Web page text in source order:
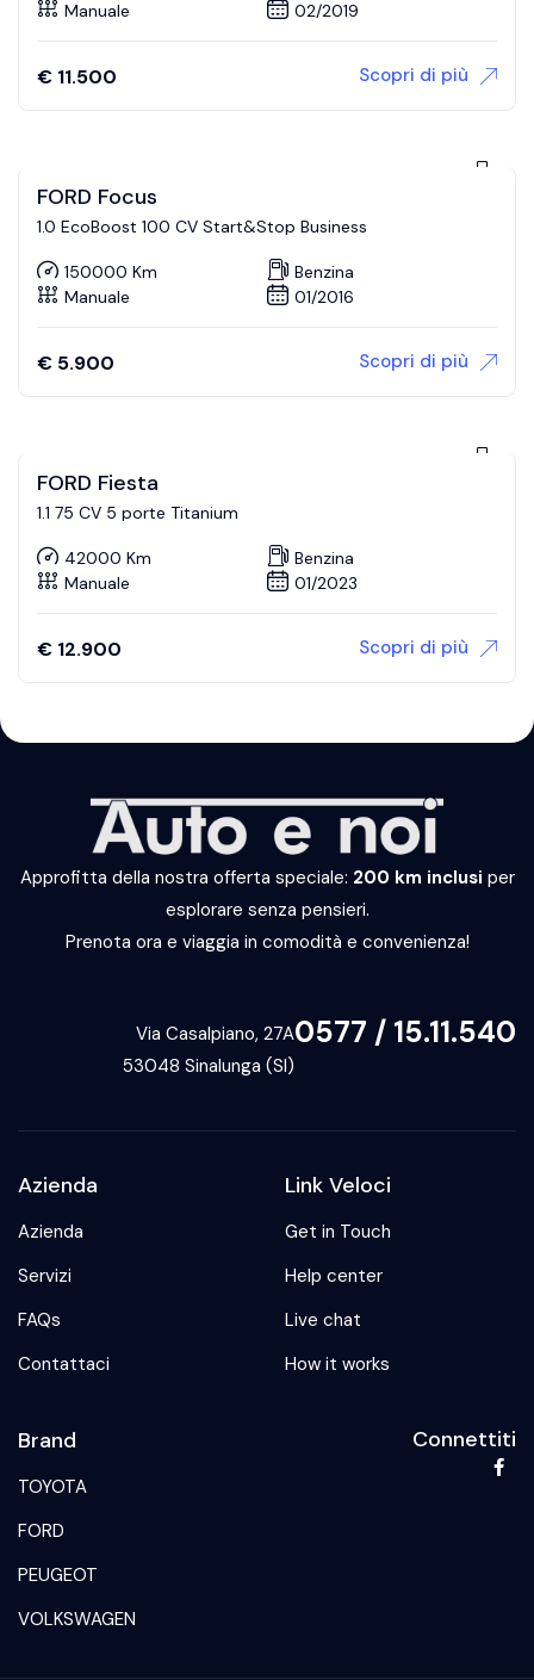
Manuale
02/2019
€ 11.500 Scopri di più
FORD Focus
1.0 EcoBoost 100 CV Start&Stop Business
150000 Km
Benzina
Manuale
01/2016
€ 5.900 Scopri di più
FORD Fiesta
1.1 75 CV 5 porte Titanium
42000 Km
Benzina
Manuale
01/2023
€ 12.900 Scopri di più
Approfitta della nostra offerta speciale: 200 km inclusi per
esplorare senza pensieri.
Prenota ora e viaggia in comodità e convenienza!
0577 / 15.11.540
Via Casalpiano, 27A
53048 Sinalunga (SI)
Azienda
Azienda
Servizi
FAQs
Contattaci
Link Veloci
Get in Touch
Help center
Live chat
How it works
Brand
TOYOTA
FORD
PEUGEOT
VOLKSWAGEN
Connettiti